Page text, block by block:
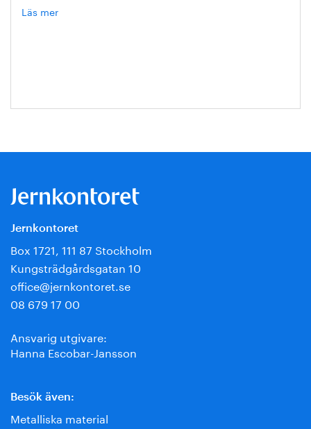
Läs mer
Jernkontoret
Box 1721, 111 87 Stockholm
Kungsträdgårdsgatan 10
office@jernkontoret.se
08 679 17 00
Ansvarig utgivare:
Hanna Escobar-Jansson
Besök även:
Metalliska material